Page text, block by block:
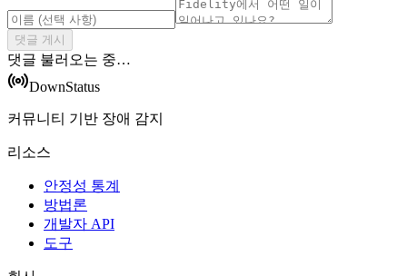
댓글 게시
댓글 불러오는 중…
DownStatus
커뮤니티 기반 장애 감지
리소스
안정성 통계
방법론
개발자 API
도구